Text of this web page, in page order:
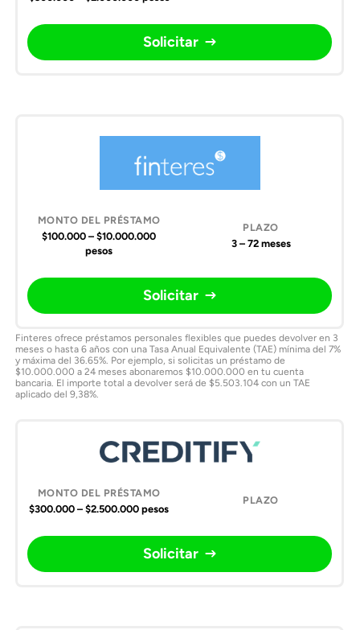
Solicitar
$100.000 – $10.000.000
pesos
3 – 72 meses
Solicitar
Finteres ofrece préstamos personales flexibles que puedes devolver en 3
meses o hasta 6 años con una Tasa Anual Equivalente (TAE) mínima del 7%
y máxima del 36.65%. Por ejemplo, si solicitas un préstamo de
$10.000.000 a 24 meses abonaremos $10.000.000 en tu cuenta
bancaria. El importe total a devolver será de $5.503.104 con un TAE
aplicado del 9,38%.
$300.000 – $2.500.000 pesos
Solicitar